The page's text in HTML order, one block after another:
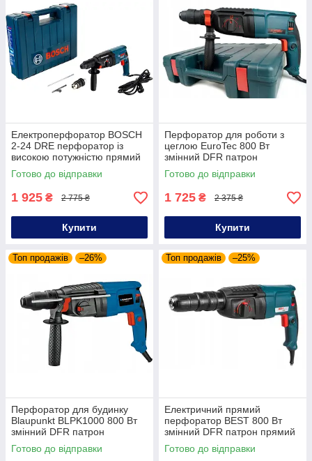
Електроперфоратор BOSCH
2-24 DRE перфоратор із
високою потужністю прямий
будівельний перфоратор
Готово до відправки
1 925 ₴ 2 775 ₴
Купити
Перфоратор для роботи з
цеглою EuroTec 800 Вт
змінний DFR патрон
перфоратор прямий для
роботи
Готово до відправки
1 725 ₴ 2 375 ₴
Купити
Топ продажів –26%
Перфоратор для будинку
Blaupunkt BLPK1000 800 Вт
змінний DFR патрон
мережевий ударний
перфоратор
Готово до відправки
Топ продажів –25%
Електричний прямий
перфоратор BEST 800 Вт
змінний DFR патрон прямий
перфоратор для свердління
отворів
Готово до відправки